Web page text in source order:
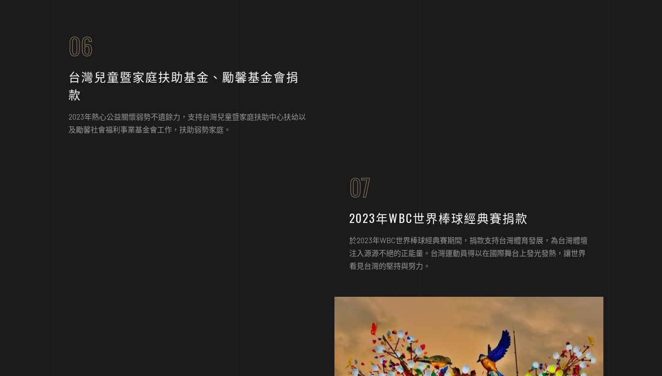
06
台灣兒童暨家庭扶助基金、勵馨基金會捐
款
2023年熱心公益關懷弱勢不遺餘力，支持台灣兒童暨家庭扶助中心扶幼以
及勵馨社會福利事業基金會工作，扶助弱勢家庭。
07
2023年WBC世界棒球經典賽捐款
於2023年WBC世界棒球經典賽期間，捐款支持台灣體育發展，為台灣體壇
注入源源不絕的正能量。台灣運動員得以在國際舞台上發光發熱，讓世界
看見台灣的堅持與努力。